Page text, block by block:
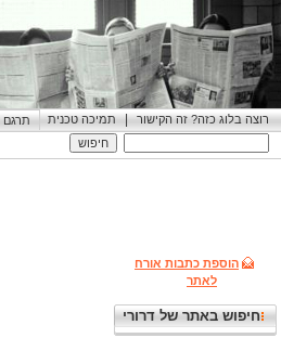
רוצה בלוג כזה? זה הקישור | תמיכה טכנית תרגם
הוספת כתבות אורח
לאתר
חיפוש באתר של דרורי